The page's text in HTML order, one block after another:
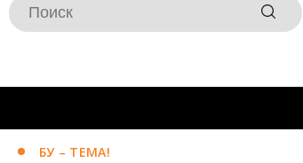
БУ – ТЕМА!